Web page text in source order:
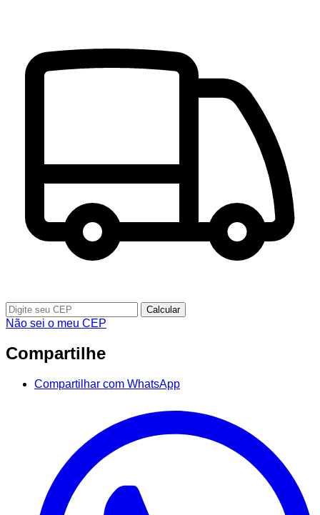
Calcular
Não sei o meu CEP
Compartilhe
Compartilhar com WhatsApp